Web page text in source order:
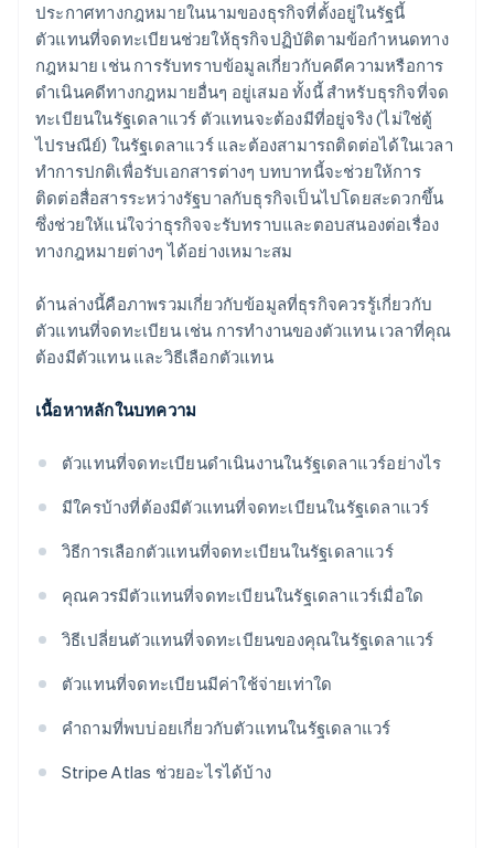
การยื่นเอกสารการเลือกสถานะภาษี 83(b) อัตโนมัติ
เอกสารทางกฎหมายของบริษัทระดับโลก
Stripe Payments ฟรีหนึ่งปี พร้อมเครดิตและส่วนลด
สำหรับพาร์ทเนอร์มูลค่า 50,000 ดอลลาร์สหรัฐ
ประกาศทางกฎหมายในนามของธุรกิจที่ตั้งอยู่ในรัฐนี้
ตัวแทนที่จดทะเบียนช่วยให้ธุรกิจปฏิบัติตามข้อกำหนดทาง
กฎหมาย เช่น การรับทราบข้อมูลเกี่ยวกับคดีความหรือการ
ดำเนินคดีทางกฎหมายอื่นๆ อยู่เสมอ ทั้งนี้ สำหรับธุรกิจที่จด
ทะเบียนในรัฐเดลาแวร์ ตัวแทนจะต้องมีที่อยู่จริง (ไม่ใช่ตู้
ไปรษณีย์) ในรัฐเดลาแวร์ และต้องสามารถติดต่อได้ในเวลา
ทำการปกติเพื่อรับเอกสารต่างๆ บทบาทนี้จะช่วยให้การ
ติดต่อสื่อสารระหว่างรัฐบาลกับธุรกิจเป็นไปโดยสะดวกขึ้น
ซึ่งช่วยให้แน่ใจว่าธุรกิจจะรับทราบและตอบสนองต่อเรื่อง
ทางกฎหมายต่างๆ ได้อย่างเหมาะสม
ด้านล่างนี้คือภาพรวมเกี่ยวกับข้อมูลที่ธุรกิจควรรู้เกี่ยวกับ
ตัวแทนที่จดทะเบียน เช่น การทำงานของตัวแทน เวลาที่คุณ
ต้องมีตัวแทน และวิธีเลือกตัวแทน
เนื้อหาหลักในบทความ
ตัวแทนที่จดทะเบียนดำเนินงานในรัฐเดลาแวร์อย่างไร
มีใครบ้างที่ต้องมีตัวแทนที่จดทะเบียนในรัฐเดลาแวร์
วิธีการเลือกตัวแทนที่จดทะเบียนในรัฐเดลาแวร์
คุณควรมีตัวแทนที่จดทะเบียนในรัฐเดลาแวร์เมื่อใด
วิธีเปลี่ยนตัวแทนที่จดทะเบียนของคุณในรัฐเดลาแวร์
ตัวแทนที่จดทะเบียนมีค่าใช้จ่ายเท่าใด
คำถามที่พบบ่อยเกี่ยวกับตัวแทนในรัฐเดลาแวร์
Stripe Atlas ช่วยอะไรได้บ้าง